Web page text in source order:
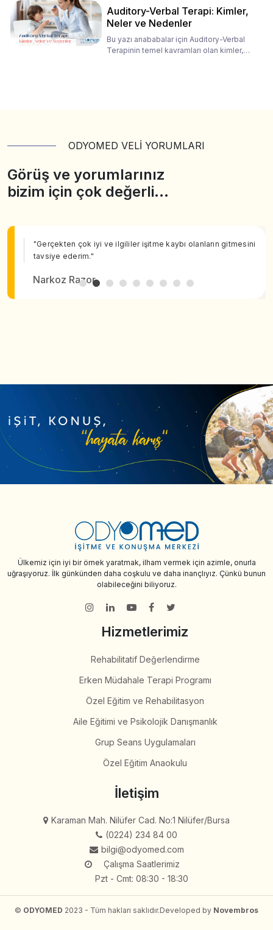
Auditory-Verbal Terapi: Kimler,
Neler ve Nedenler
Bu yazı anababalar için Auditory-Verbal
Terapinin temel kavramları olan kimler,
ODYOMED VELİ YORUMLARI
Görüş ve yorumlarınız
bizim için çok değerli…
"Gerçekten çok iyi ve ilgililer işitme kaybı olanların gitmesini
tavsiye ederim."
Narkoz Razor
Ülkemiz için iyi bir örnek yaratmak, ilham vermek için azimle, onurla
uğraşıyoruz. İlk günkünden daha coşkulu ve daha inançlıyız. Çünkü bunun
olabileceğini biliyoruz.
Hizmetlerimiz
Rehabilitatif Değerlendirme
Erken Müdahale Terapi Programı
Özel Eğitim ve Rehabilitasyon
Aile Eğitimi ve Psikolojik Danışmanlık
Grup Seans Uygulamaları
Özel Eğitim Anaokulu
İletişim
Karaman Mah. Nilüfer Cad. No:1 Nilüfer/Bursa
(0224) 234 84 00
bilgi@odyomed.com
Çalışma Saatlerimiz
Pzt - Cmt: 08:30 - 18:30
© ODYOMED 2023 - Tüm hakları saklıdır.Developed by Novembros